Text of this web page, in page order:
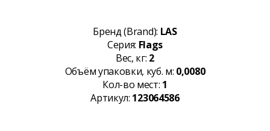
Бренд (Brand): LAS
Серия: Flags
Вес, кг: 2
Объём упаковки, куб. м: 0,0080
Кол-во мест: 1
Артикул: 123064586